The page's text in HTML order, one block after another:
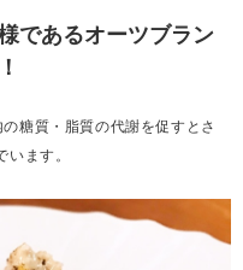
であるオーツブラン
糖質・脂質の代謝を促すとさ
ます。